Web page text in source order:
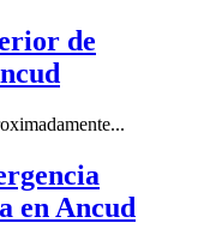
de
en Ancud